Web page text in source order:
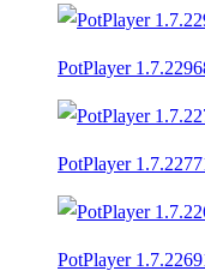
PotPlayer
PotPlayer
PotPlayer